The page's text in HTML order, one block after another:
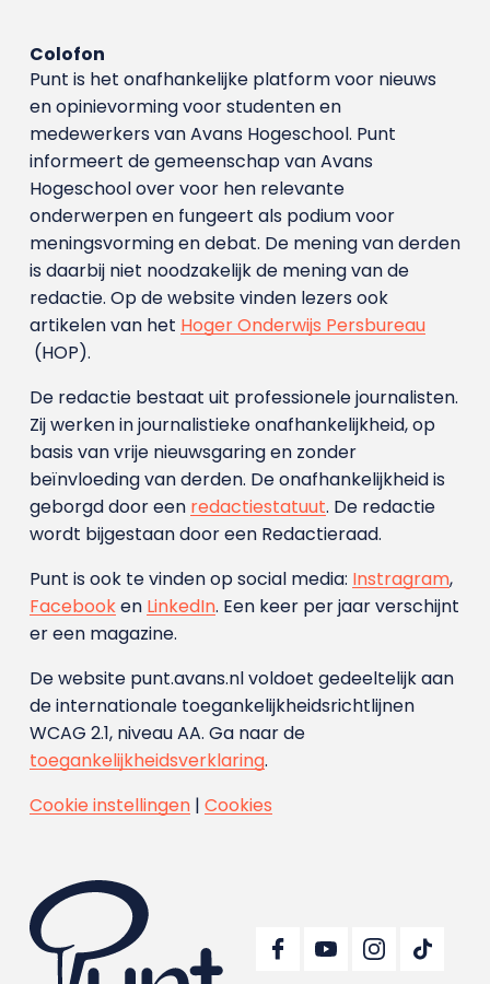
Colofon
Punt is het onafhankelijke platform voor nieuws
en opinievorming voor studenten en
medewerkers van Avans Hoge­school. Punt
informeert de gemeenschap van Avans
Hogeschool over voor hen relevante
onderwerpen en fungeert als podium voor
meningsvorming en debat. De mening van derden
is daarbij niet noodzakelijk de mening van de
redactie. Op de website vinden lezers ook
artikelen van het Hoger Onderwijs Persbureau
(HOP).
De redactie bestaat uit professionele journalisten.
Zij werken in journalistieke onafhankelijkheid, op
basis van vrije nieuwsgaring en zonder
beïnvloeding van derden. De onafhankelijkheid is
geborgd door een redactiestatuut. De redactie
wordt bijgestaan door een Redactieraad.
Punt is ook te vinden op social media: Instragram,
Facebooken LinkedIn. Een keer per jaar verschijnt
er een magazine.
De website punt.avans.nl voldoet gedeeltelijk aan
de internationale toegankelijkheidsrichtlijnen
WCAG 2.1, niveau AA. Ga naar de
toegankelijkheidsverklaring.
Cookie instellingen| Cookies